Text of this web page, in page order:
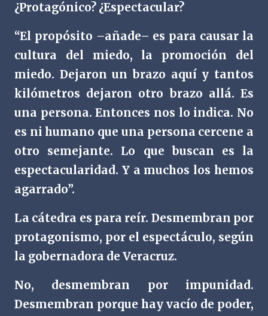
¿Protagónico? ¿Espectacular?
“El propósito –añade– es para causar la
cultura del miedo, la promoción del
miedo. Dejaron un brazo aquí y tantos
kilómetros dejaron otro brazo allá. Es
una persona. Entonces nos lo indica. No
es ni humano que una persona cercene a
otro semejante. Lo que buscan es la
espectacularidad. Y a muchos los hemos
agarrado”.
La cátedra es para reír. Desmembran por
protagonismo, por el espectáculo, según
la gobernadora de Veracruz.
No, desmembran por impunidad.
Desmembran porque hay vacío de poder,